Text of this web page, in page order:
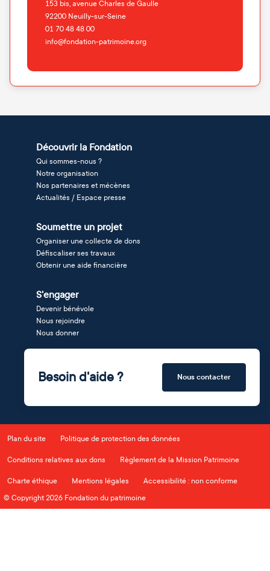
153 bis, avenue Charles de Gaulle
92200 Neuilly-sur-Seine
01 70 48 48 00
info@fondation-patrimoine.org
Découvrir la Fondation
Qui sommes-nous ?
Notre organisation
Nos partenaires et mécènes
Actualités / Espace presse
Soumettre un projet
Organiser une collecte de dons
Défiscaliser ses travaux
Obtenir une aide financière
S'engager
Devenir bénévole
Nous rejoindre
Nous donner
Besoin d'aide ? Nous contacter
Plan du site Politique de protection des données
Conditions relatives aux dons Règlement de la Mission Patrimoine
Charte éthique Mentions légales
Accessibilité : non conforme
© Copyright 2026 Fondation du patrimoine